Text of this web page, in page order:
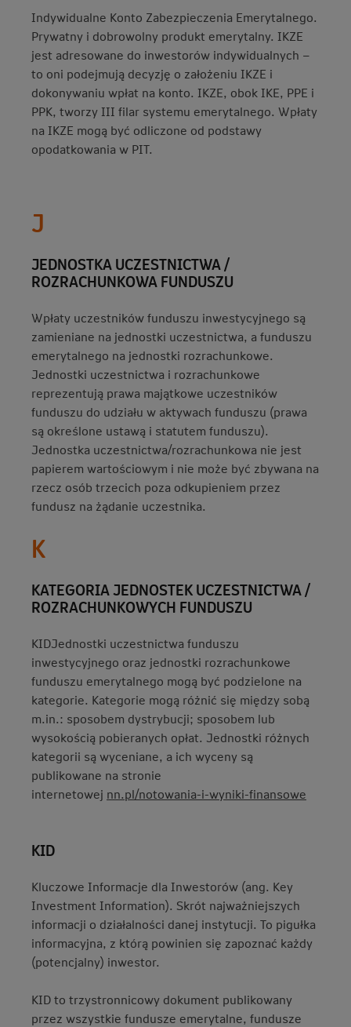
Indywidualne Konto Zabezpieczenia Emerytalnego.
Prywatny i dobrowolny produkt emerytalny. IKZE
jest adresowane do inwestorów indywidualnych –
to oni podejmują decyzję o założeniu IKZE i
dokonywaniu wpłat na konto. IKZE, obok IKE, PPE i
PPK, tworzy III filar systemu emerytalnego. Wpłaty
na IKZE mogą być odliczone od podstawy
opodatkowania w PIT.
J
JEDNOSTKA UCZESTNICTWA /
ROZRACHUNKOWA FUNDUSZU
Wpłaty uczestników funduszu inwestycyjnego są
zamieniane na jednostki uczestnictwa, a funduszu
emerytalnego na jednostki rozrachunkowe.
Jednostki uczestnictwa i rozrachunkowe
reprezentują prawa majątkowe uczestników
funduszu do udziału w aktywach funduszu (prawa
są określone ustawą i statutem funduszu).
Jednostka uczestnictwa/rozrachunkowa nie jest
papierem wartościowym i nie może być zbywana na
rzecz osób trzecich poza odkupieniem przez
fundusz na żądanie uczestnika.
K
KATEGORIA JEDNOSTEK UCZESTNICTWA /
ROZRACHUNKOWYCH FUNDUSZU
KIDJednostki uczestnictwa funduszu
inwestycyjnego oraz jednostki rozrachunkowe
funduszu emerytalnego mogą być podzielone na
kategorie. Kategorie mogą różnić się między sobą
m.in.: sposobem dystrybucji; sposobem lub
wysokością pobieranych opłat. Jednostki różnych
kategorii są wyceniane, a ich wyceny są
publikowane na stronie
internetowej nn.pl/notowania-i-wyniki-finansowe
KID
Kluczowe Informacje dla Inwestorów (ang. Key
Investment Information). Skrót najważniejszych
informacji o działalności danej instytucji. To pigułka
informacyjna, z którą powinien się zapoznać każdy
(potencjalny) inwestor.
KID to trzystronnicowy dokument publikowany
przez wszystkie fundusze emerytalne, fundusze